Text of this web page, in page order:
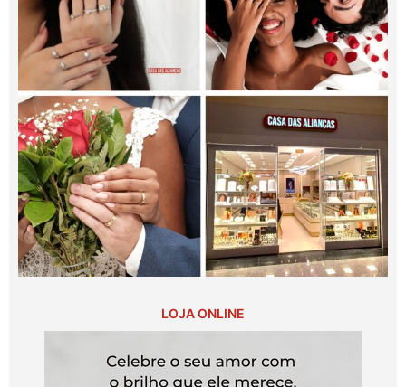
LOJA ONLINE